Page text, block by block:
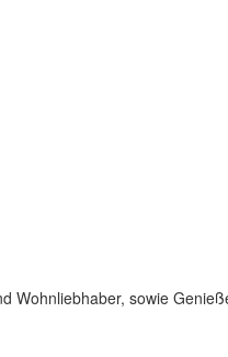
Wohnliebhaber, sowie